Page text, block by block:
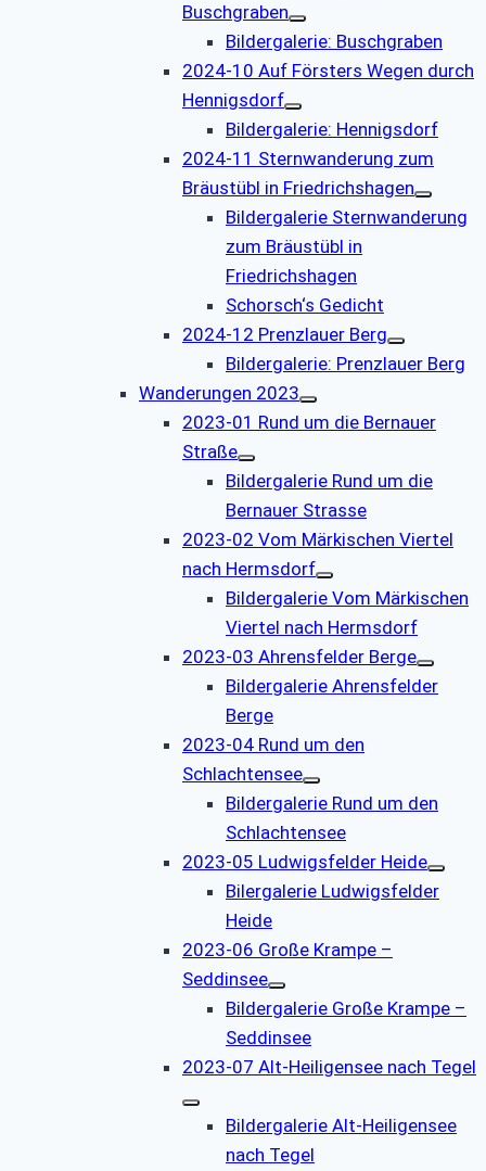
Buschgraben
Bildergalerie: Buschgraben
2024-10 Auf Försters Wegen durch
Hennigsdorf
Bildergalerie: Hennigsdorf
2024-11 Sternwanderung zum
Bräustübl in Friedrichshagen
Bildergalerie Sternwanderung
zum Bräustübl in
Friedrichshagen
Schorsch‘s Gedicht
2024-12 Prenzlauer Berg
Bildergalerie: Prenzlauer Berg
Wanderungen 2023
2023-01 Rund um die Bernauer
Straße
Bildergalerie Rund um die
Bernauer Strasse
2023-02 Vom Märkischen Viertel
nach Hermsdorf
Bildergalerie Vom Märkischen
Viertel nach Hermsdorf
2023-03 Ahrensfelder Berge
Bildergalerie Ahrensfelder
Berge
2023-04 Rund um den
Schlachtensee
Bildergalerie Rund um den
Schlachtensee
2023-05 Ludwigsfelder Heide
Bilergalerie Ludwigsfelder
Heide
2023-06 Große Krampe –
Seddinsee
Bildergalerie Große Krampe –
Seddinsee
2023-07 Alt-Heiligensee nach Tegel
Bildergalerie Alt-Heiligensee
nach Tegel